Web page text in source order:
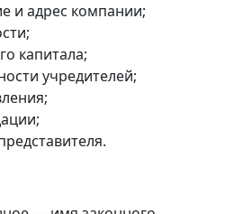
и адрес компании;
капитала;
учредителей;